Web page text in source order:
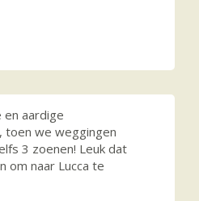
aardige
toen we weggingen
3 zoenen! Leuk dat
om naar Lucca te